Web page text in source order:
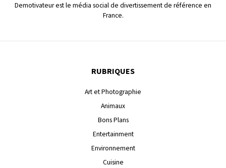
Demotivateur est le média social de divertissement de référence en
France.
RUBRIQUES
Art et Photographie
Animaux
Bons Plans
Entertainment
Environnement
Cuisine